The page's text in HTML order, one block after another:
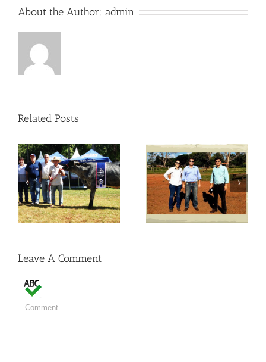
About the Author: admin
Related Posts
Visitas no Fazendão Visitas no Fazendão
Leave A Comment
Comment